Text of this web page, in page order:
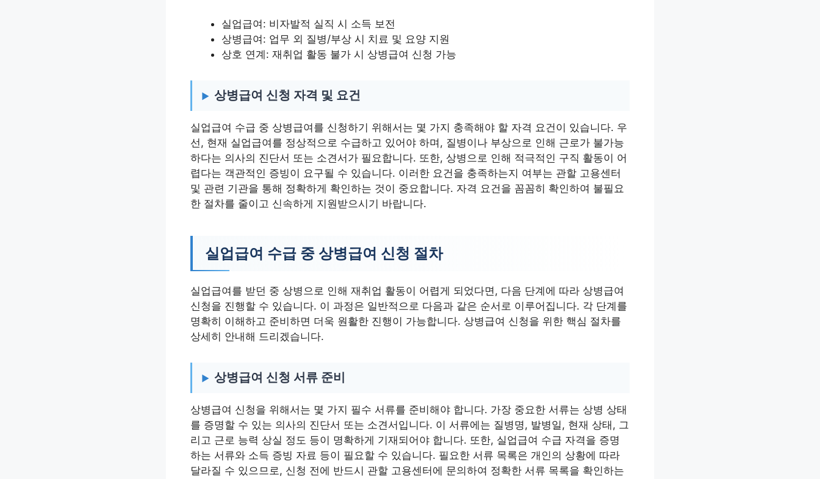
실업급여: 비자발적 실직 시 소득 보전
상병급여: 업무 외 질병/부상 시 치료 및 요양 지원
상호 연계: 재취업 활동 불가 시 상병급여 신청 가능
상병급여 신청 자격 및 요건
실업급여 수급 중 상병급여를 신청하기 위해서는 몇 가지 충족해야 할 자격 요건이 있습니다. 우
선, 현재 실업급여를 정상적으로 수급하고 있어야 하며, 질병이나 부상으로 인해 근로가 불가능
하다는 의사의 진단서 또는 소견서가 필요합니다. 또한, 상병으로 인해 적극적인 구직 활동이 어
렵다는 객관적인 증빙이 요구될 수 있습니다. 이러한 요건을 충족하는지 여부는 관할 고용센터
및 관련 기관을 통해 정확하게 확인하는 것이 중요합니다. 자격 요건을 꼼꼼히 확인하여 불필요
한 절차를 줄이고 신속하게 지원받으시기 바랍니다.
실업급여 수급 중 상병급여 신청 절차
실업급여를 받던 중 상병으로 인해 재취업 활동이 어렵게 되었다면, 다음 단계에 따라 상병급여
신청을 진행할 수 있습니다. 이 과정은 일반적으로 다음과 같은 순서로 이루어집니다. 각 단계를
명확히 이해하고 준비하면 더욱 원활한 진행이 가능합니다. 상병급여 신청을 위한 핵심 절차를
상세히 안내해 드리겠습니다.
상병급여 신청 서류 준비
상병급여 신청을 위해서는 몇 가지 필수 서류를 준비해야 합니다. 가장 중요한 서류는 상병 상태
를 증명할 수 있는 의사의 진단서 또는 소견서입니다. 이 서류에는 질병명, 발병일, 현재 상태, 그
리고 근로 능력 상실 정도 등이 명확하게 기재되어야 합니다. 또한, 실업급여 수급 자격을 증명
하는 서류와 소득 증빙 자료 등이 필요할 수 있습니다. 필요한 서류 목록은 개인의 상황에 따라
달라질 수 있으므로, 신청 전에 반드시 관할 고용센터에 문의하여 정확한 서류 목록을 확인하는